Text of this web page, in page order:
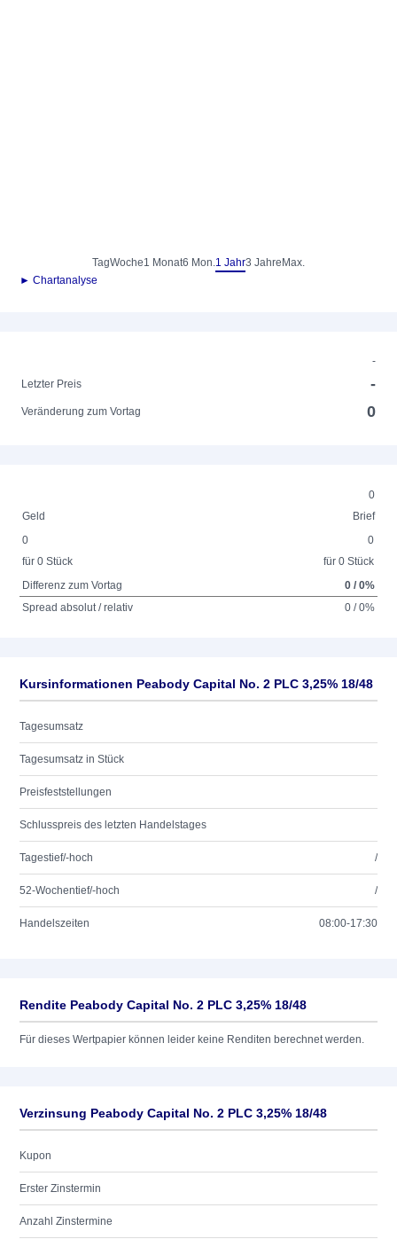
TagWoche1 Monat6 Mon.1 Jahr3 Jahre Max.
► Chartanalyse
-
Letzter Preis
-
Veränderung zum Vortag 0
0
Geld
Brief
0
für 0 Stück
0
für 0 Stück
Differenz zum Vortag
0 / 0%
Spread absolut / relativ
0 / 0%
Kursinformationen Peabody Capital No. 2 PLC 3,25% 18/48
Tagesumsatz
Tagesumsatz in Stück
Preisfeststellungen
Schlusspreis des letzten Handelstages
Tagestief/-hoch /
52-Wochentief/-hoch /
Handelszeiten 08:00-17:30
Rendite Peabody Capital No. 2 PLC 3,25% 18/48
Für dieses Wertpapier können leider keine Renditen berechnet werden.
Verzinsung Peabody Capital No. 2 PLC 3,25% 18/48
Kupon
Erster Zinstermin
Anzahl Zinstermine